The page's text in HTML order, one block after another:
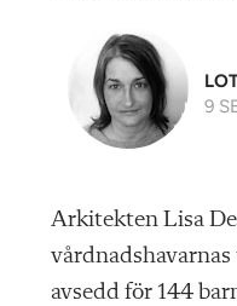
9
Arkitekten Lisa
avsedd för 144